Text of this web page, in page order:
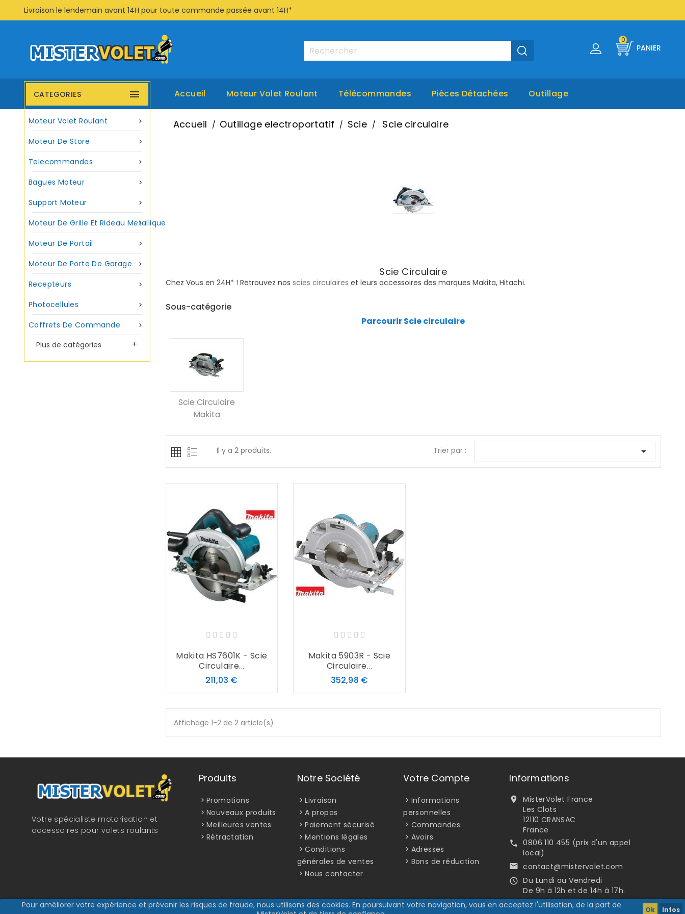
Livraison le lendemain avant 14H pour toute commande passée avant 14H*
PANIER
0
Accueil Moteur Volet Roulant Télécommandes Pièces Détachées Outillage
Pour améliorer votre expérience et prévenir les risques de fraude, nous utilisons des cookies. En poursuivant votre navigation, vous en acceptez l'utilisation, de la part de
Ok Infos
CATEGORIES 

Moteur Volet Roulant

Moteur De Store

Telecommandes

Bagues Moteur

Support Moteur

Moteur De Grille Et Rideau Metallique

Moteur De Portail

Moteur De Porte De Garage

Recepteurs

Photocellules

Coffrets De Commande
Plus de catégories

Accueil Outillage electroportatif Scie Scie circulaire
Scie Circulaire
Chez Vous en 24H* ! Retrouvez nos scies circulaires et leurs accessoires des marques Makita, Hitachi.
Sous-catégorie
Parcourir Scie circulaire
Scie Circulaire
Makita
Il y a 2 produits. Trier par : 
Makita HS7601K - Scie
Circulaire...
211,03 €
Makita 5903R - Scie
Circulaire...
352,98 €
Affichage 1-2 de 2 article(s)
Votre spécialiste motorisation et
accessoires pour volets roulants
Produits
Promotions
Nouveaux produits
Meilleures ventes
Rétractation
Notre Société
Livraison
A propos
Paiement sécurisé
Mentions légales
Conditions
générales de ventes
Nous contacter
Votre Compte
Informations
personnelles
Commandes
Avoirs
Adresses
Bons de réduction
Informations

MisterVolet France
Les Clots
12110 CRANSAC
France

0806 110 455 (prix d'un appel
local)
 contact@mistervolet.com
 Du Lundi au Vendredi
De 9h à 12h et de 14h à 17h.